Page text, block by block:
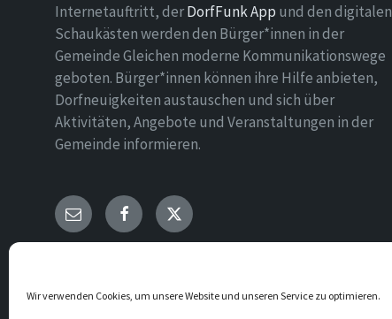
Wir verwenden Cookies, um unsere Website und unseren Service zu optimieren.
Internetauftritt, derDorfFunk App und den digitalen
Schaukästen werden den Bürger*innen in der
Gemeinde Gleichen moderne Kommunikationswege
geboten. Bürger*innen können ihre Hilfe anbieten,
Dorfneuigkeiten austauschen und sich über
Aktivitäten, Angebote und Veranstaltungen in der
Gemeinde informieren.
E- Facebook Twitter